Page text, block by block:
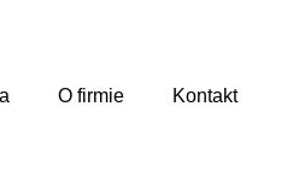
O firmie Kontakt